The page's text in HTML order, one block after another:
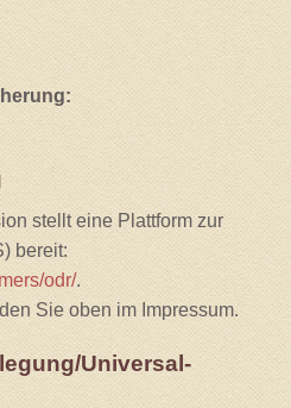
stellt eine Plattform zur
bereit:
odr/.
Sie oben im Impressum.
Universal­